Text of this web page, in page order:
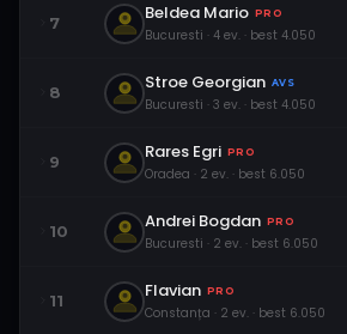
7 Beldea Mario PRO
Bucuresti · 4 ev. · best 4.050
8 Stroe Georgian AVS
Bucuresti · 3 ev. · best 4.050
9 Rares Egri PRO
Oradea · 2 ev. · best 6.050
10 Andrei Bogdan PRO
Bucuresti · 2 ev. · best 6.050
11 Flavian PRO
Constanța · 2 ev. · best 6.050